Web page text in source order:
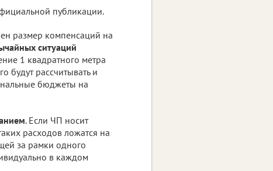
публикации.
размер компенсаций на
ситуаций
1 квадратного метра
будут рассчитывать и
бюджеты на
. Если ЧП носит
расходов ложатся на
за рамки одного
в каждом